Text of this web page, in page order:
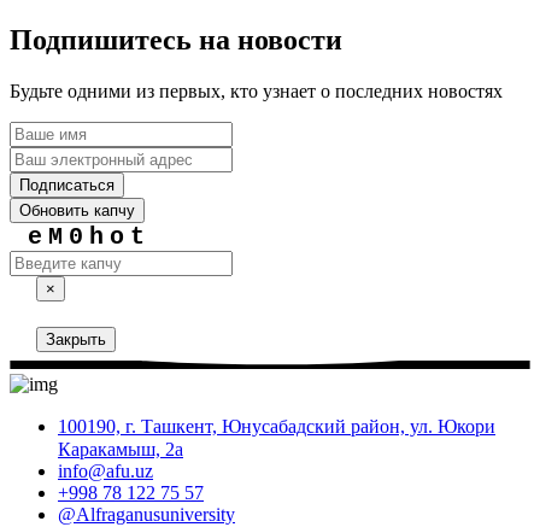
Подпишитесь на новости
Будьте одними из первых, кто узнает о последних новостях
Подписаться
Обновить капчу
eM0hot
×
Закрыть
100190, г. Ташкент, Юнусабадский район, ул. Юкори
Каракамыш, 2а
info@afu.uz
+998 78 122 75 57
@Alfraganusuniversity